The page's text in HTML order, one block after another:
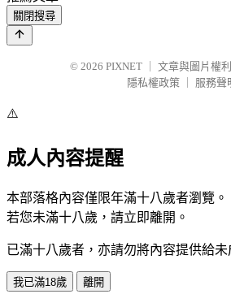
關閉搜尋
© 2026 PIXNET
文章與圖片權
隱私權政策
服務聲
⚠️
成人內容提醒
本部落格內容僅限年滿十八歲者瀏覽。
若您未滿十八歲，請立即離開。
已滿十八歲者，亦請勿將內容提供給未
我已滿18歲 離開